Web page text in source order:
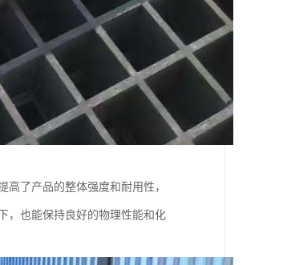
了产品的整体强度和耐用性，
，也能保持良好的物理性能和化